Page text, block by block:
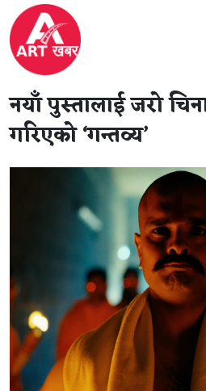
नयाँ पुस्तालाई जरो
गरिएको ‘गन्तव्य’